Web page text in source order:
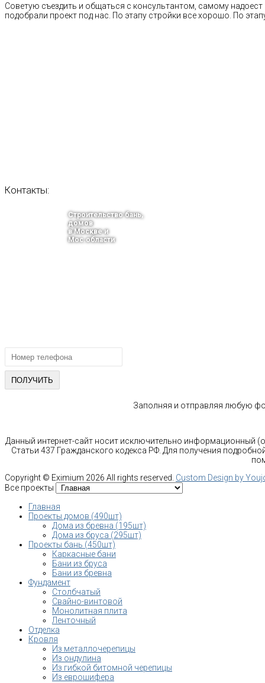
Советую съездить и общаться с консультантом, самому
подобрали проект под нас. По этапу стройки все хорошо. По
Контакты:
Строительство бань,
домов
в Москве и
Мос.области
Заполняя и отправляя любую
Данный интернет-сайт носит исключительно информационный
Статьи 437 Гражданского кодекса РФ. Для получения
Copyright © Eximium 2026 All rights reserved. Custom Design by
Все проекты
Главная
Проекты домов (490шт)
Дома из бревна (195шт)
Дома из бруса (295шт)
Проекты бань (450шт)
Каркасные бани
Бани из бруса
Бани из бревна
Фундамент
Столбчатый
Свайно-винтовой
Монолитная плита
Ленточный
Отделка
Кровля
Из металлочерепицы
Из ондулина
Из гибкой битомной черепицы
Из еврошифера